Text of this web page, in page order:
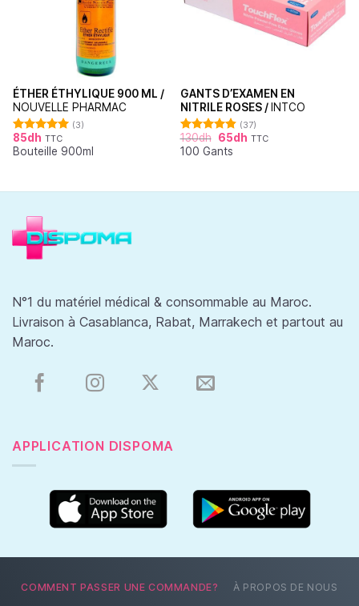
ÉTHER ÉTHYLIQUE 900 ML /
NOUVELLE PHARMAC
Note5.00
sur 5
(3)
85dh TTC
Bouteille 900ml
GANTS D’EXAMEN EN
NITRILE ROSES / INTCO
Note4.86
sur 5
(37)
130dh 65dh TTC
100 Gants
N°1 du matériel médical & consommable au Maroc.
Livraison à Casablanca, Rabat, Marrakech et partout au
Maroc.
APPLICATION DISPOMA
COMMENT PASSER UNE COMMANDE? À PROPOS DE NOUS